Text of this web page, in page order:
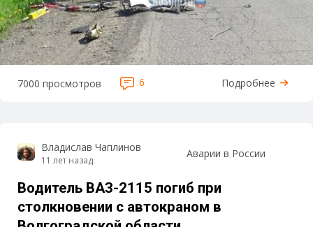
7000 просмотров 6 Подробнее
Владислав Чаплинов
11 лет назад Аварии в России
Водитель ВАЗ-2115 погиб при
столкновении с автокраном в